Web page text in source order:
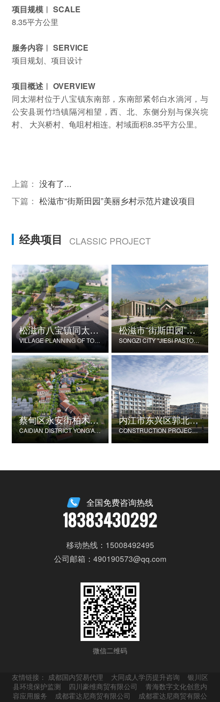
项目规模︱ SCALE
8.35平方公里
服务内容︱ SERVICE
项目规划、项目设计
项目概述︱ OVERVIEW
同太湖村位于八宝镇东南部，东南部紧邻白水淌河，与
公安县斑竹垱镇隔河相望，西、北、东侧分别与保兴垸
村、 大兴桥村、龟咀村相连。村域面积8.35平方公里。
上篇： 没有了...
下篇： 松滋市“街斯田园”美丽乡村示范片建设项目
经典项目 CLASSIC PROJECT
松滋市八宝镇同太湖村村庄规划
VILLAGE PLANNING OF TONGTAIHU VILLAGE, BABAO TOWN, SONGZI CITY
松滋市“街斯田园”美丽乡村示范片建设项目
SONGZI CITY "JIESI PASTORAL" BEAUTIFUL RURAL DEMONSTRATION FILM CONSTRUCTION PROJECT
蔡甸区永安街柏木村郭家庄湾省级美丽乡村试点建设项目
CAIDIAN DISTRICT YONG'AN STREET CYPRESS VILLAGE GUOJIAZHUANG BAY PROVINCIAL BEAUTIFUL VILLAGE PILOT CONSTRUCTION PROJECT
内江市东兴区郭北养老服务中心建设项目
CONSTRUCTION PROJECT OF GUOBEI ELDERLY SERVICE CENTER IN DONGXING DISTRICT, NEIJIANG CITY
全国免费咨询热线
18383430292
移动热线：15008492495
公司邮箱：490190573@qq.com
微信二维码
友情链接： 成都国内贸易代理 大同成人学历提升咨询
银川区
县环境保护监测
四川豪维商贸有限公司
青海数字文化创意内
容应用服务
成都霍达尼商贸有限公司
成都霍达尼商贸有限公